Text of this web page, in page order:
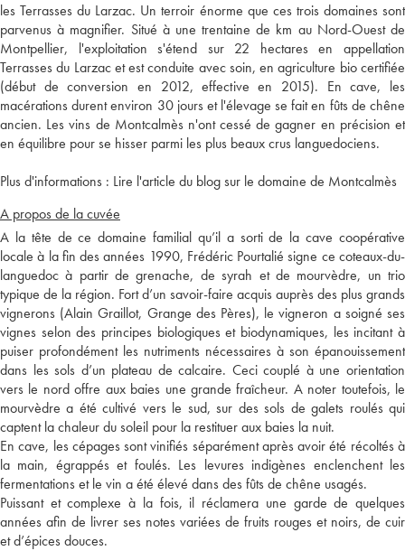
les Terrasses du Larzac. Un terroir énorme que ces trois domaines sont
parvenus à magnifier. Situé à une trentaine de km au Nord-Ouest de
Montpellier, l'exploitation s'étend sur 22 hectares en appellation
Terrasses du Larzac et est conduite avec soin, en agriculture bio certifiée
(début de conversion en 2012, effective en 2015). En cave, les
macérations durent environ 30 jours et l'élevage se fait en fûts de chêne
ancien. Les vins de Montcalmès n'ont cessé de gagner en précision et
en équilibre pour se hisser parmi les plus beaux crus languedociens.
Plus d'informations : Lire l'article du blog sur le domaine de Montcalmès
A propos de la cuvée
A la tête de ce domaine familial qu’il a sorti de la cave coopérative
locale à la fin des années 1990, Frédéric Pourtalié signe ce coteaux-du-
languedoc à partir de grenache, de syrah et de mourvèdre, un trio
typique de la région. Fort d’un savoir-faire acquis auprès des plus grands
vignerons (Alain Graillot, Grange des Pères), le vigneron a soigné ses
vignes selon des principes biologiques et biodynamiques, les incitant à
puiser profondément les nutriments nécessaires à son épanouissement
dans les sols d’un plateau de calcaire. Ceci couplé à une orientation
vers le nord offre aux baies une grande fraîcheur. A noter toutefois, le
mourvèdre a été cultivé vers le sud, sur des sols de galets roulés qui
captent la chaleur du soleil pour la restituer aux baies la nuit.
En cave, les cépages sont vinifiés séparément après avoir été récoltés à
la main, égrappés et foulés. Les levures indigènes enclenchent les
fermentations et le vin a été élevé dans des fûts de chêne usagés.
Puissant et complexe à la fois, il réclamera une garde de quelques
années afin de livrer ses notes variées de fruits rouges et noirs, de cuir
et d’épices douces.